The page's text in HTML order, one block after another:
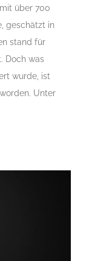
über 700
geschätzt in
stand für
Doch was
wurde, ist
Unter